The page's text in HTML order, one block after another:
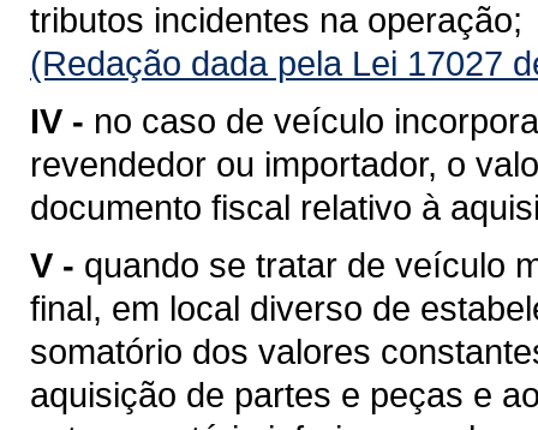
tributos incidentes na operação;
(Redação dada pela Lei 17027
IV - no caso de veículo
revendedor ou importador, o
documento fiscal relativo à
V - quando se tratar de veículo
final, em local diverso de
somatório dos valores
aquisição de partes e peças e